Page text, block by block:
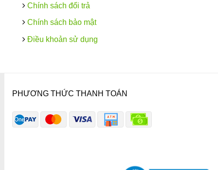
Chính sách đổi trả
Chính sách bảo mật
Điều khoản sử dụng
PHƯƠNG THỨC THANH TOÁN